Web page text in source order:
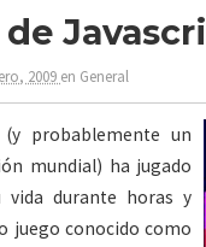
de
2009 en General
probablemente un
mundial) ha jugado
vida durante horas y
juego conocido como